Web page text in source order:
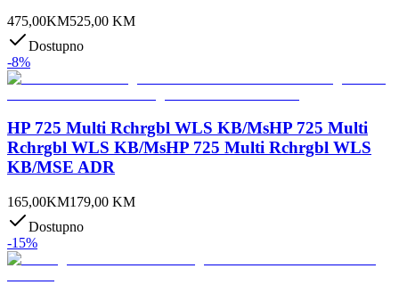
475,00KM525,00 KM
Dostupno
-8%
HP 725 Multi Rchrgbl WLS KB/MsHP 725 Multi
Rchrgbl WLS KB/MsHP 725 Multi Rchrgbl WLS
KB/MSE ADR
165,00KM179,00 KM
Dostupno
-15%